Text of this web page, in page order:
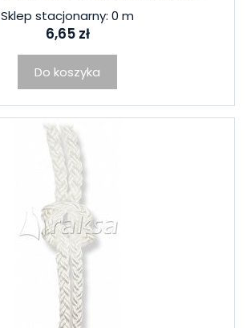
Sklep stacjonarny: 0 m
6,65 zł
Do koszyka